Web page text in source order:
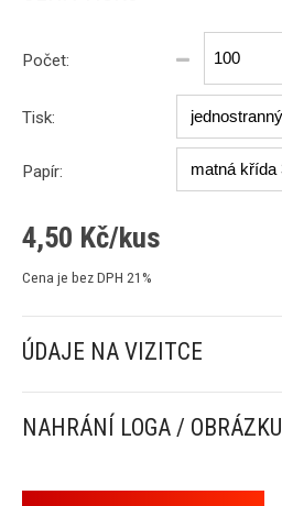
Počet:
Tisk:
Papír:
4,50 Kč/kus
Cena je bez DPH 21%
ÚDAJE NA VIZITCE
NAHRÁNÍ LOGA / OBRÁZKU